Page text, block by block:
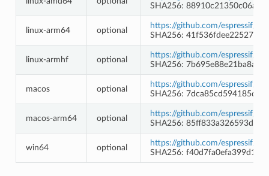
SHA256:
linux-arm64 optional
https://github.com/espressif/
SHA256:
linux-armhf optional
https://github.com/espressif/
SHA256:
macos optional
https://github.com/espressif/
SHA256:
macos-arm64 optional
https://github.com/espressif/
SHA256:
win64 optional
https://github.com/espressif/
SHA256: